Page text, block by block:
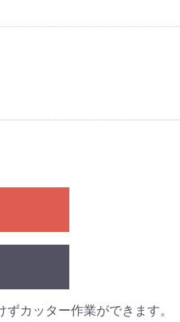
カッター作業ができます。